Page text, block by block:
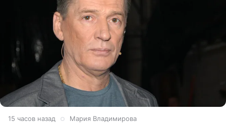
15 часов назад Мария Владимирова